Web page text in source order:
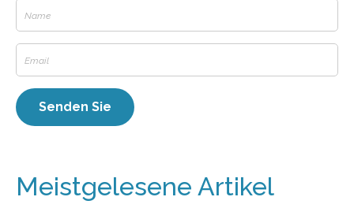
Meistgelesene Artikel